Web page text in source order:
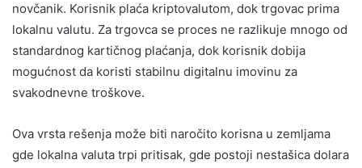
novčanik. Korisnik plaća kriptovalutom, dok trgovac prima
lokalnu valutu. Za trgovca se proces ne razlikuje mnogo od
standardnog kartičnog plaćanja, dok korisnik dobija
mogućnost da koristi stabilnu digitalnu imovinu za
svakodnevne troškove.
Ova vrsta rešenja može biti naročito korisna u zemljama
gde lokalna valuta trpi pritisak, gde postoji nestašica dolara